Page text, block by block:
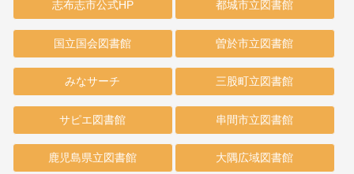
志布志市公式HP
国立国会図書館
みなサーチ
サピエ図書館
鹿児島県立図書館
都城市立図書館
曽於市立図書館
三股町立図書館
串間市立図書館
大隅広域図書館